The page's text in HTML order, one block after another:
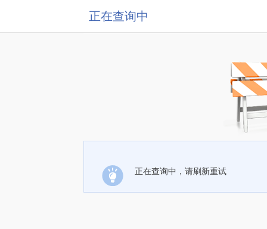
正在查询中
正在查询中，请刷新重试